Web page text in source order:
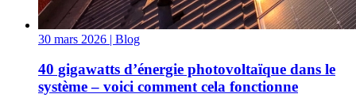
30 mars 2026 | Blog
40 gigawatts d’énergie photovoltaïque dans le
système – voici comment cela fonctionne